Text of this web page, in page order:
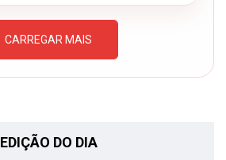
CARREGAR MAIS
EDIÇÃO DO DIA